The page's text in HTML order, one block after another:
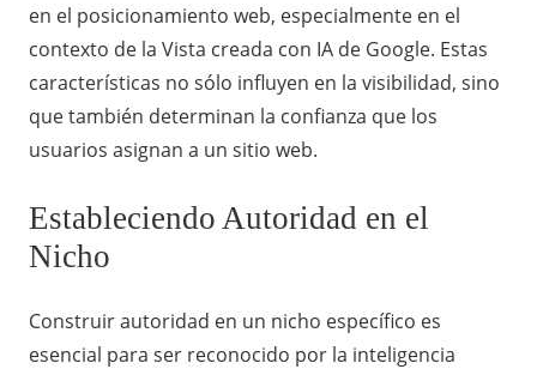
en el posicionamiento web, especialmente en el
contexto de la Vista creada con IA de Google. Estas
características no sólo influyen en la visibilidad, sino
que también determinan la confianza que los
usuarios asignan a un sitio web.
Estableciendo Autoridad en el
Nicho
Construir autoridad en un nicho específico es
esencial para ser reconocido por la inteligencia